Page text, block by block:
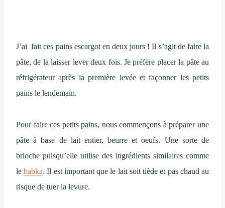
J’ai fait ces pains escargot en deux jours ! Il s’agit de faire la
pâte, de la laisser lever deux fois. Je préfère placer la pâte au
réfrigérateur après la première levée et façonner les petits
pains le lendemain.
Pour faire ces petits pains, nous commençons à préparer une
pâte à base de lait entier, beurre et oeufs. Une sorte de
brioche puisqu’elle utilise des ingrédients similaires comme
lebabka. Il est important que le lait soit tiède et pas chaud au
risque de tuer la levure.